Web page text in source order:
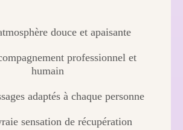
douce et apaisante
professionnel et
humain
adaptés à chaque personne
sensation de récupération